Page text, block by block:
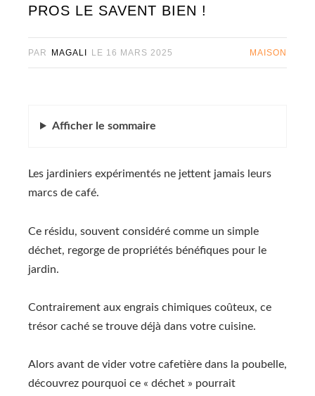
PROS LE SAVENT BIEN !
PAR MAGALI LE 16 MARS 2025 MAISON
Afficher le sommaire
Les jardiniers expérimentés ne jettent jamais leurs
marcs de café.
Ce résidu, souvent considéré comme un simple
déchet, regorge de propriétés bénéfiques pour le
jardin.
Contrairement aux engrais chimiques coûteux, ce
trésor caché se trouve déjà dans votre cuisine.
Alors avant de vider votre cafetière dans la poubelle,
découvrez pourquoi ce « déchet » pourrait